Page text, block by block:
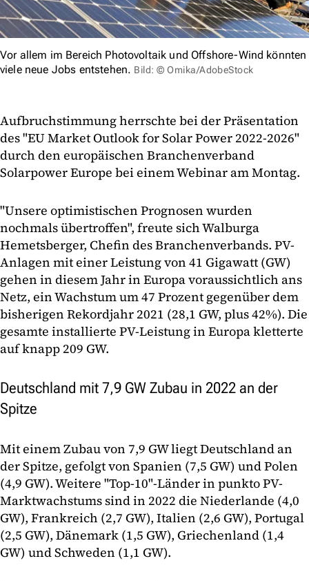
Vor allem im Bereich Photovoltaik und Offshore-Wind könnten
viele neue Jobs entstehen. Bild: © Omika/AdobeStock
Aufbruchstimmung herrschte bei der Präsentation
des "EU Market Outlook for Solar Power 2022-2026"
durch den europäischen Branchenverband
Solarpower Europe bei einem Webinar am Montag.
"Unsere optimistischen Prognosen wurden
nochmals übertroffen", freute sich Walburga
Hemetsberger, Chefin des Branchenverbands. PV-
Anlagen mit einer Leistung von 41 Gigawatt (GW)
gehen in diesem Jahr in Europa voraussichtlich ans
Netz, ein Wachstum um 47 Prozent gegenüber dem
bisherigen Rekordjahr 2021 (28,1 GW, plus 42%). Die
gesamte installierte PV-Leistung in Europa kletterte
auf knapp 209 GW.
Deutschland mit 7,9 GW Zubau in 2022 an der
Spitze
Mit einem Zubau von 7,9 GW liegt Deutschland an
der Spitze, gefolgt von Spanien (7,5 GW) und Polen
(4,9 GW). Weitere "Top-10"-Länder in punkto PV-
Marktwachstums sind in 2022 die Niederlande (4,0
GW), Frankreich (2,7 GW), Italien (2,6 GW), Portugal
(2,5 GW), Dänemark (1,5 GW), Griechenland (1,4
GW) und Schweden (1,1 GW).